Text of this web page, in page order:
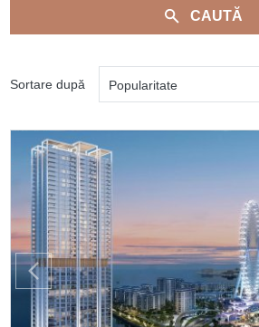
CAUTĂ
Sortare după Popularitate